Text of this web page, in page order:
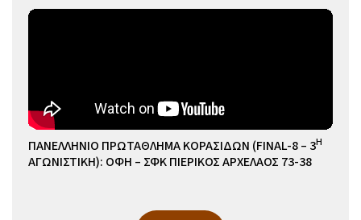
ΠΑΝΕΛΛΗΝΙΟ ΠΡΩΤΑΘΛΗΜΑ ΚΟΡΑΣΙΔΩΝ (FINAL-8 – 3Η
ΑΓΩΝΙΣΤΙΚΗ): ΟΦΗ – ΣΦΚ ΠΙΕΡΙΚΟΣ ΑΡΧΕΛΑΟΣ 73-38